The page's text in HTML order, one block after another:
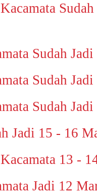
Sudah
Sudah
Sudah
Jadi 15 - 16
13 -
Jadi 12